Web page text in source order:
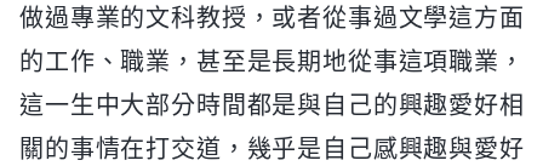
做過專業的文科教授，或者從事過文學這方面
的工作、職業，甚至是長期地從事這項職業，
這一生中大部分時間都是與自己的興趣愛好相
關的事情在打交道，幾乎是自己感興趣與愛好